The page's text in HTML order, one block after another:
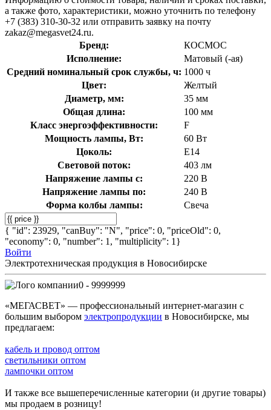
а также фото, характеристики, можно уточнить по телефону
+7 (383) 310-30-32 или отправить заявку на почту
zakaz@megasvet24.ru.
Бренд:
КОСМОС
Исполнение:
Матовый (-ая)
Средний номинальный срок службы, ч: 1000 ч
Цвет:
Желтый
Диаметр, мм:
35 мм
Общая длина:
100 мм
Класс энергоэффективности:
F
Мощность лампы, Вт:
60 Вт
Цоколь:
E14
Световой поток:
403 лм
Напряжение лампы с:
220 В
Напряжение лампы по:
240 В
Форма колбы лампы:
Свеча
{ "id": 23929, "canBuy": "N", "price": 0, "priceOld": 0,
"economy": 0, "number": 1, "multiplicity": 1}
Войти
Электротехническая продукция в Новосибирске
0 - 9999999
«МЕГАСВЕТ» — профессиональный интернет-магазин с
большим выбором электропродукции в Новосибирске, мы
предлагаем:
кабель и провод оптом
светильники оптом
лампочки оптом
И также все вышеперечисленные категории (и другие товары)
мы продаем в розницу!